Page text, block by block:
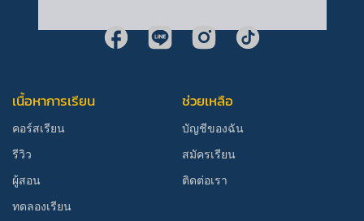
เนื้อหาการเรียน
คอร์สเรียน
รีวิว
ผู้สอน
ทดลองเรียน
ช่วยเหลือ
บัญชีของฉัน
สมัครเรียน
ติดต่อเรา